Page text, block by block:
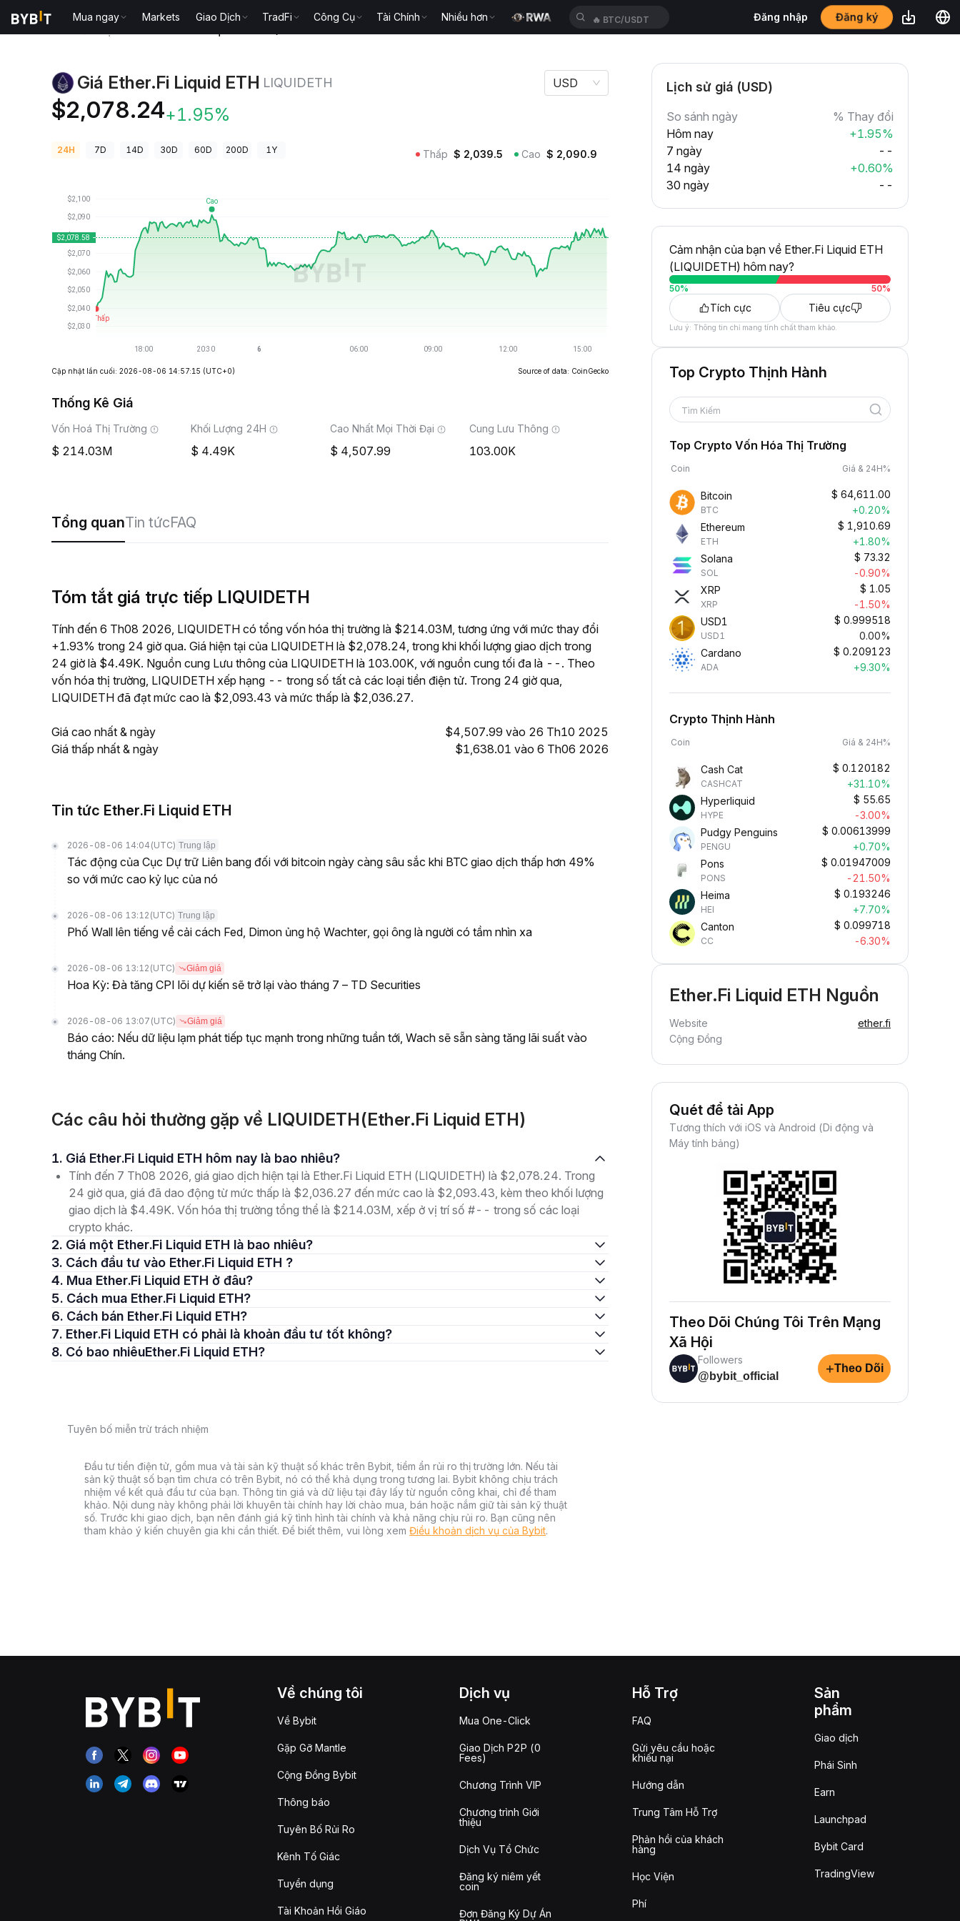
Mua ngay Markets Giao Dịch TradFi Công Cụ Tài Chính Nhiều hơn 🔥 BTC/USDT Đăng nhập Đăng ký
Giá Ether.Fi Liquid ETH LIQUIDETH
$2,078.24+1.95%
USD
24H 7D 14D 30D 60D 200D 1Y Thấp $ 2,039.5 Cao $ 2,090.9
Cập nhật lần cuối: 2026-08-06 14:57:15 (UTC+0) Source of data: CoinGecko
Thống Kê Giá
Vốn Hoá Thị Trường
214.03M
Khối Lượng 24H
4.49K
Cao Nhất Mọi Thời Đại
4,507.99
Cung Lưu Thông
103.00K
Tổng quanTin tứcFAQ
Tóm tắt giá trực tiếp LIQUIDETH
Tính đến 6 Th08 2026, LIQUIDETH có tổng vốn hóa thị trường là $214.03M, tương ứng với mức thay đổi
+1.93% trong 24 giờ qua. Giá hiện tại của LIQUIDETH là $2,078.24, trong khi khối lượng giao dịch trong
24 giờ là $4.49K. Nguồn cung Lưu thông của LIQUIDETH là 103.00K, với nguồn cung tối đa là --. Theo
vốn hóa thị trường, LIQUIDETH xếp hạng -- trong số tất cả các loại tiền điện tử. Trong 24 giờ qua,
LIQUIDETH đã đạt mức cao là $2,093.43 và mức thấp là $2,036.27.
Giá cao nhất & ngày
$4,507.99 vào 26 Th10 2025
Giá thấp nhất & ngày
$1,638.01 vào 6 Th06 2026
Tin tức Ether.Fi Liquid ETH
2026-08-06 14:04 (UTC) Trung lập
Tác động của Cục Dự trữ Liên bang đối với bitcoin ngày càng sâu sắc khi BTC giao dịch thấp hơn 49%
so với mức cao kỷ lục của nó
2026-08-06 13:12 (UTC) Trung lập
Phố Wall lên tiếng về cải cách Fed, Dimon ủng hộ Wachter, gọi ông là người có tầm nhìn xa
2026-08-06 13:12 (UTC) Giảm giá
Hoa Kỳ: Đà tăng CPI lõi dự kiến sẽ trở lại vào tháng 7 – TD Securities
2026-08-06 13:07 (UTC) Giảm giá
Báo cáo: Nếu dữ liệu lạm phát tiếp tục mạnh trong những tuần tới, Wach sẽ sẵn sàng tăng lãi suất vào
tháng Chín.
Các câu hỏi thường gặp về LIQUIDETH(Ether.Fi Liquid ETH)
1. Giá Ether.Fi Liquid ETH hôm nay là bao nhiêu?
Tính đến 7 Th08 2026, giá giao dịch hiện tại là Ether.Fi Liquid ETH (LIQUIDETH) là $2,078.24. Trong
24 giờ qua, giá đã dao động từ mức thấp là $2,036.27 đến mức cao là $2,093.43, kèm theo khối lượng
giao dịch là $4.49K. Vốn hóa thị trường tổng thể là $214.03M, xếp ở vị trí số #-- trong số các loại
crypto khác.
2. Giá một Ether.Fi Liquid ETH là bao nhiêu?
3. Cách đầu tư vào Ether.Fi Liquid ETH ?
4. Mua Ether.Fi Liquid ETH ở đâu?
5. Cách mua Ether.Fi Liquid ETH?
6. Cách bán Ether.Fi Liquid ETH?
7. Ether.Fi Liquid ETH có phải là khoản đầu tư tốt không?
8. Có bao nhiêuEther.Fi Liquid ETH?
Tuyên bố miễn trừ trách nhiệm
Đầu tư tiền điện tử, gồm mua và tài sản kỹ thuật số khác trên Bybit, tiềm ẩn rủi ro thị trường lớn. Nếu tài
sản kỹ thuật số bạn tìm chưa có trên Bybit, nó có thể khả dụng trong tương lai. Bybit không chịu trách
nhiệm về kết quả đầu tư của bạn. Thông tin giá và dữ liệu tại đây lấy từ nguồn công khai, chỉ để tham
khảo. Nội dung này không phải lời khuyên tài chính hay lời chào mua, bán hoặc nắm giữ tài sản kỹ thuật
số. Trước khi giao dịch, bạn nên đánh giá kỹ tình hình tài chính và khả năng chịu rủi ro. Bạn cũng nên
tham khảo ý kiến chuyên gia khi cần thiết. Để biết thêm, vui lòng xem Điều khoản dịch vụ của Bybit.
Lịch sử giá (USD)
So sánh ngày
% Thay đổi
Hôm nay
+1.95%
7 ngày
--
14 ngày
+0.60%
30 ngày
--
Cảm nhận của bạn về Ether.Fi Liquid ETH
(LIQUIDETH) hôm nay?
50% 50%
Tích cực Tiêu cực
Lưu ý: Thông tin chỉ mang tính chất tham khảo.
Top Crypto Thịnh Hành
Tìm Kiếm
Top Crypto Vốn Hóa Thị Trường
Coin Giá & 24H%
Bitcoin
BTC
$ 64,611.00
+0.20%
Ethereum
ETH
$ 1,910.69
+1.80%
Solana
SOL
$ 73.32
-0.90%
XRP
XRP
$ 1.05
-1.50%
USD1
USD1
$ 0.999518
0.00%
Cardano
ADA
$ 0.209123
+9.30%
Crypto Thịnh Hành
Coin Giá & 24H%
Cash Cat
CASHCAT
$ 0.120182
+31.10%
Hyperliquid
HYPE
$ 55.65
-3.00%
Pudgy Penguins
PENGU
$ 0.00613999
+0.70%
Pons
PONS
$ 0.01947009
-21.50%
Heima
HEI
$ 0.193246
+7.70%
Canton
CC
$ 0.099718
-6.30%
Ether.Fi Liquid ETH Nguồn
Website
ether.fi
Cộng Đồng
Quét để tải App
Tương thích với iOS và Android (Di động và
Máy tính bảng)
Theo Dõi Chúng Tôi Trên Mạng
Xã Hội
Followers
@bybit_official
+Theo Dõi
Về chúng tôi
Về Bybit
Gặp Gỡ Mantle
Cộng Đồng Bybit
Thông báo
Tuyên Bố Rủi Ro
Kênh Tố Giác
Tuyển dụng
Tài Khoản Hồi Giáo
Dịch vụ
Mua One-Click
Giao Dịch P2P (0
Fees)
Chương Trình VIP
Chương trình Giới
thiệu
Dịch Vụ Tổ Chức
Đăng ký niêm yết
coin
Đơn Đăng Ký Dự Án
Hỗ Trợ
FAQ
Gửi yêu cầu hoặc
khiếu nại
Hướng dẫn
Trung Tâm Hỗ Trợ
Phản hồi của khách
hàng
Học Viện
Phí
Sản
phẩm
Giao dịch
Phái Sinh
Earn
Launchpad
Bybit Card
TradingView